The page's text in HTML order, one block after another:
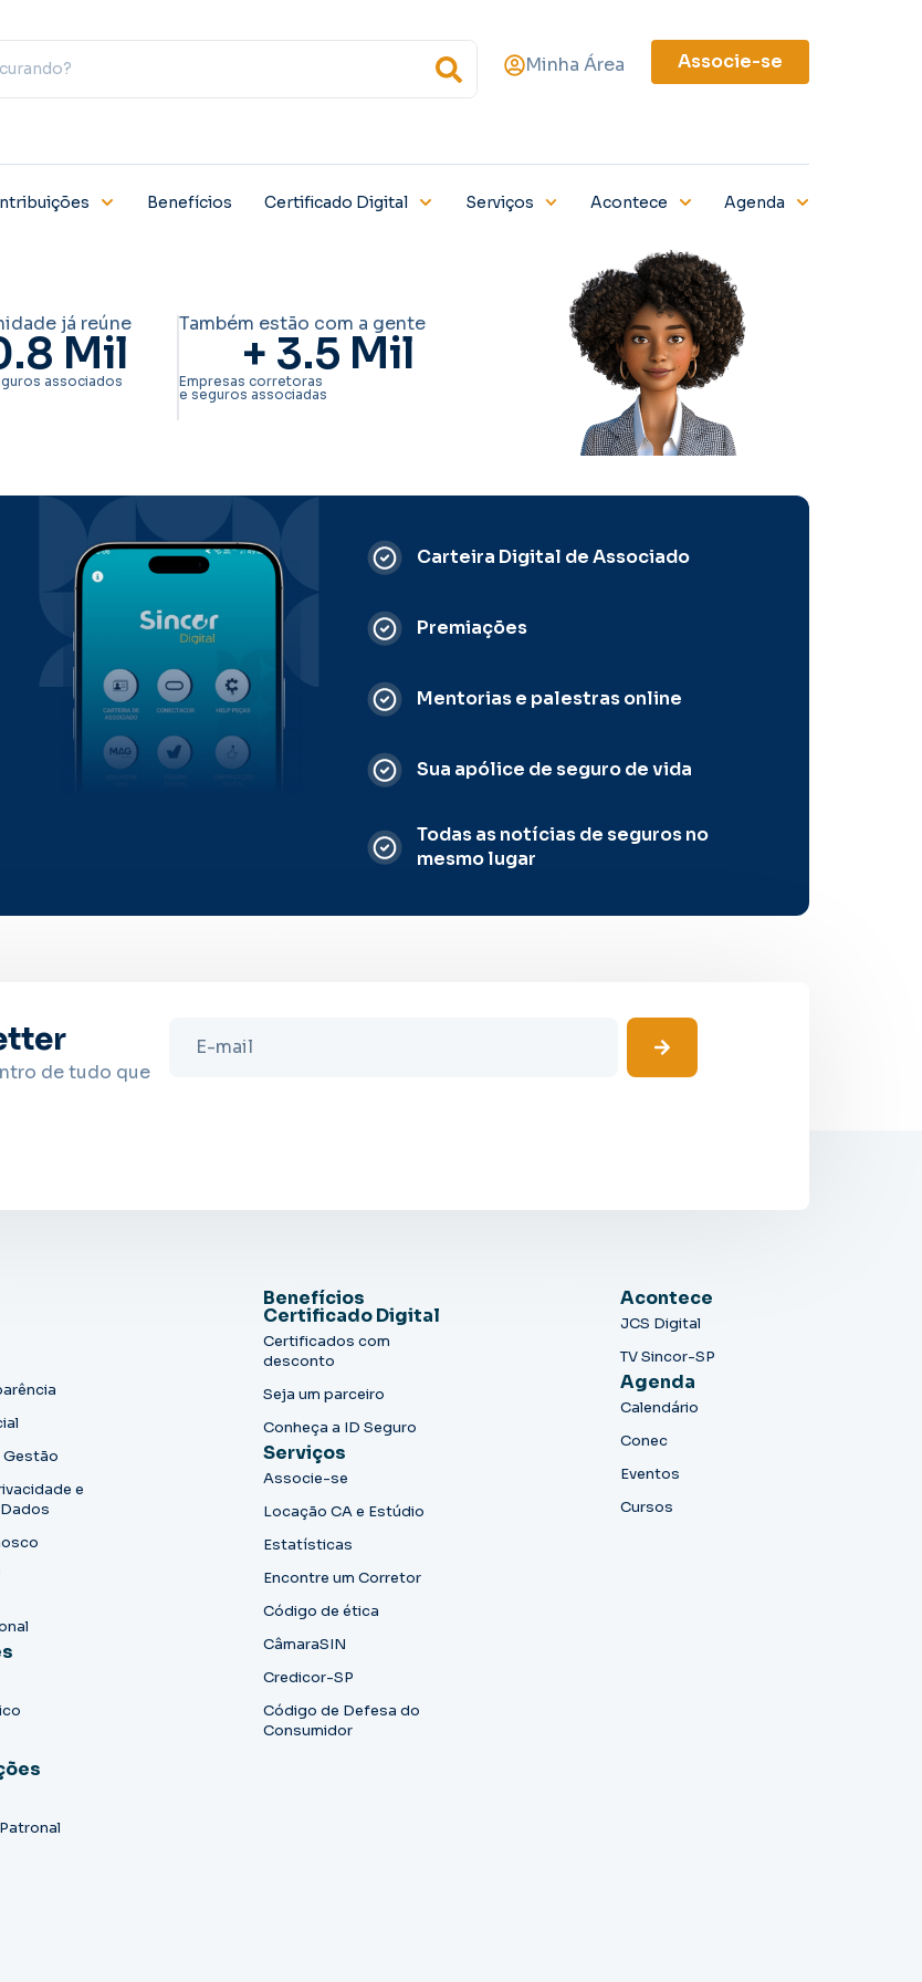
Minha Área Associe-se
Benefícios Certificado Digital Serviços Acontece Agenda
já reúne
Mil
associados
Também estão com a gente
+ 3.5 Mil
Empresas corretoras
e seguros associadas
Carteira Digital de Associado
Premiações
Mentorias e palestras online
Sua apólice de seguro de vida
Todas as notícias de seguros no
mesmo lugar
de tudo que
Gestão
e
Benefícios
Certificado Digital
Certificados com
desconto
Seja um parceiro
Conheça a ID Seguro
Serviços
Associe-se
Locação CA e Estúdio
Estatísticas
Encontre um Corretor
Código de ética
CâmaraSIN
Credicor-SP
Código de Defesa do
Consumidor
Acontece
JCS Digital
TV Sincor-SP
Agenda
Calendário
Conec
Eventos
Cursos